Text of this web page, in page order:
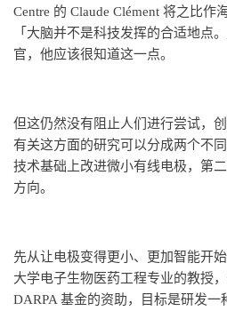
Centre 的 Claude Clément 将之比作
「大脑并不是科技发挥的合适地点
官，他应该很知道这一点。
但这仍然没有阻止人们进行尝试，
有关这方面的研究可以分成两个不
技术基础上改进微小有线电极，第
方向。
先从让电极变得更小、更加智能开
大学电子生物医药工程专业的教授
DARPA 基金的资助，目标是研发